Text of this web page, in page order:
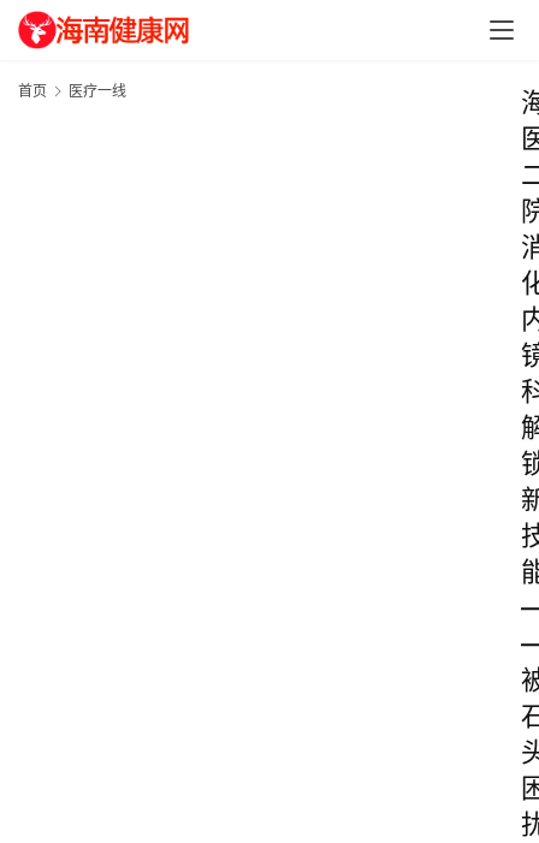
首页 医疗一线